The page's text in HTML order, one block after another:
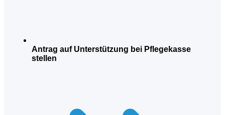
Antrag auf Unterstützung bei Pflegekasse
stellen